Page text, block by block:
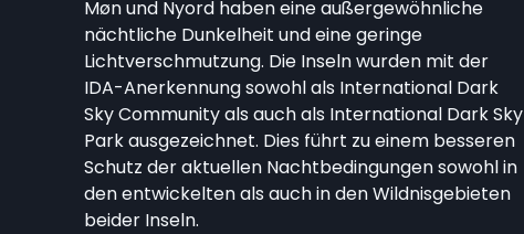
Møn und Nyord haben eine außergewöhnliche
nächtliche Dunkelheit und eine geringe
Lichtverschmutzung. Die Inseln wurden mit der
IDA-Anerkennung sowohl als International Dark
Sky Community als auch als International Dark Sky
Park ausgezeichnet. Dies führt zu einem besseren
Schutz der aktuellen Nachtbedingungen sowohl in
den entwickelten als auch in den Wildnisgebieten
beider Inseln.